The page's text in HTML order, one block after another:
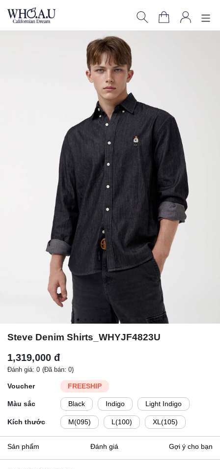
Steve Denim Shirts_WHYJF4823U
1,319,000 đ
Đánh giá: 0 (Đã bán: 0)
Voucher FREESHIP
Màu sắc Black Indigo Light Indigo
Kích thước M(095) L(100) XL(105)
Sản phẩm Đánh giá Gợi ý cho bạn